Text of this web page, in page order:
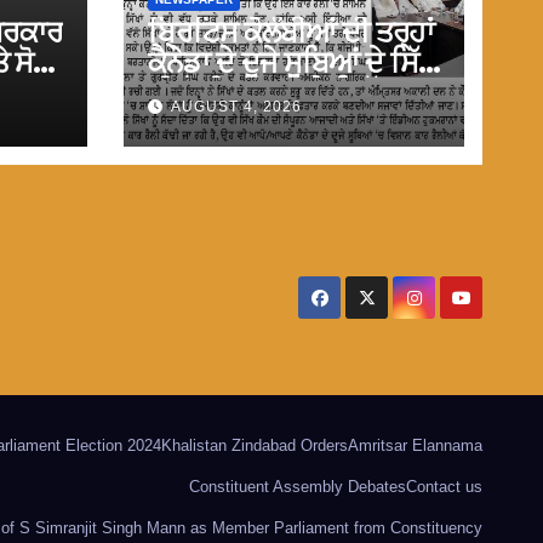
ਸੋਚ
ਬ੍ਰਿਟਿਸ ਕੋਲੰਬੀਆਂ ਦੀ ਤਰ੍ਹਾਂ
ਕੈਨੇਡਾ ਦੇ ਦੂਜੇ ਸੂਬਿਆਂ ਦੇ ਸਿੱਖ
ਵੀ ਮੋਦੀ ਹਕੂਮਤ ਦੇ ਵਿਰੁੱਧ
ਵਿਸ਼ਾਲ ਕਾਰ ਰੈਲੀਆ ਕਰਨ :
ਮਾਨ
AUGUST 4, 2026
Election 2024Khalistan Zindabad OrdersAmritsar Elannama
Constituent Assembly DebatesContact us
S Simranjit Singh Mann as Member Parliament from Constituency